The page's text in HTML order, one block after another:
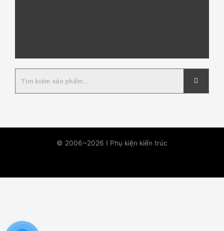
© 2006~2026 I Phụ kiện kiến trúc